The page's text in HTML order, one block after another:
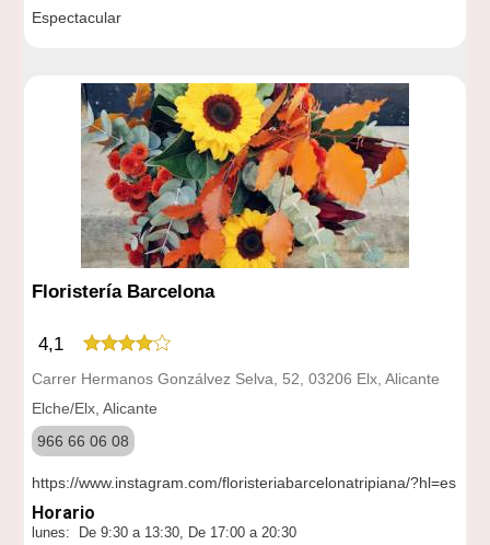
Espectacular
Floristería Barcelona
4,1
Carrer Hermanos Gonzálvez Selva, 52, 03206 Elx, Alicante
Elche/Elx, Alicante
966 66 06 08
https://www.instagram.com/floristeriabarcelonatripiana/?hl=es
Horario
lunes: De 9:30 a 13:30, De 17:00 a 20:30